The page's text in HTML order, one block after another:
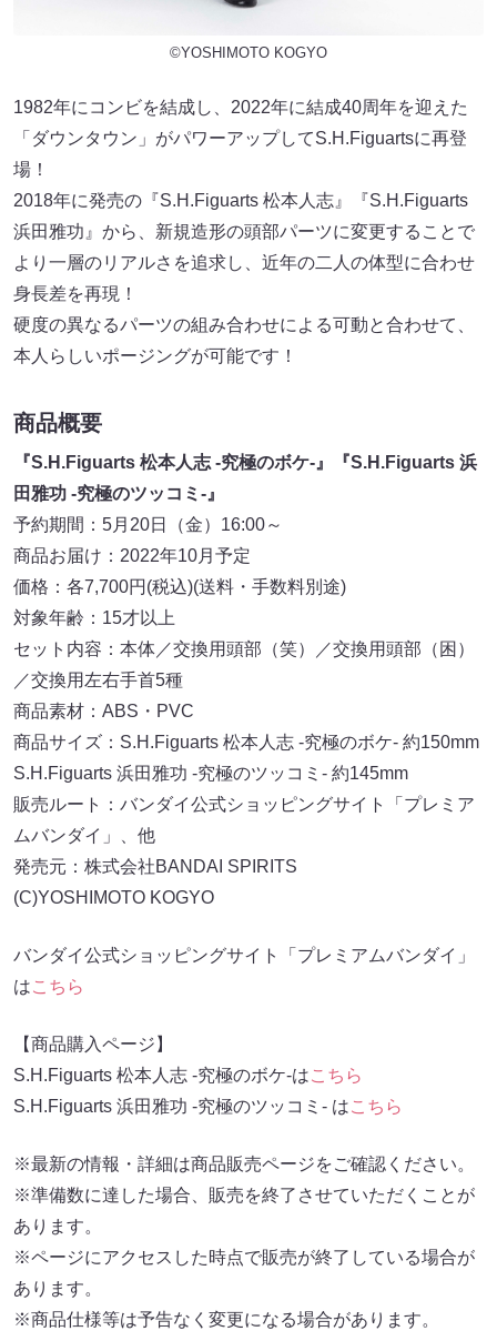
©YOSHIMOTO KOGYO
1982年にコンビを結成し、2022年に結成40周年を迎えた
「ダウンタウン」がパワーアップしてS.H.Figuartsに再登
場！
2018年に発売の『S.H.Figuarts 松本人志』『S.H.Figuarts
浜田雅功』から、新規造形の頭部パーツに変更することで
より一層のリアルさを追求し、近年の二人の体型に合わせ
身長差を再現！
硬度の異なるパーツの組み合わせによる可動と合わせて、
本人らしいポージングが可能です！
商品概要
『S.H.Figuarts 松本人志 -究極のボケ-』『S.H.Figuarts 浜
田雅功 -究極のツッコミ-』
予約期間：5月20日（金）16:00～
商品お届け：2022年10月予定
価格：各7,700円(税込)(送料・手数料別途)
対象年齢：15才以上
セット内容：本体／交換用頭部（笑）／交換用頭部（困）
／交換用左右手首5種
商品素材：ABS・PVC
商品サイズ：S.H.Figuarts 松本人志 -究極のボケ- 約150mm
S.H.Figuarts 浜田雅功 -究極のツッコミ- 約145mm
販売ルート：バンダイ公式ショッピングサイト「プレミア
ムバンダイ」、他
発売元：株式会社BANDAI SPIRITS
(C)YOSHIMOTO KOGYO
バンダイ公式ショッピングサイト「プレミアムバンダイ」
はこちら
【商品購入ページ】
S.H.Figuarts 松本人志 -究極のボケ-はこちら
S.H.Figuarts 浜田雅功 -究極のツッコミ- はこちら
※最新の情報・詳細は商品販売ページをご確認ください。
※準備数に達した場合、販売を終了させていただくことが
あります。
※ページにアクセスした時点で販売が終了している場合が
あります。
※商品仕様等は予告なく変更になる場合があります。